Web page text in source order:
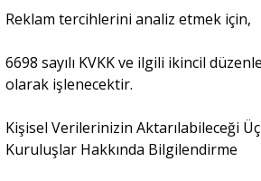
Sağlık
Reklam tercihlerini analiz etmek için,
6698 sayılı KVKK ve ilgili ikincil
olarak işlenecektir.
Kişisel Verilerinizin Aktarılabileceği
Kuruluşlar Hakkında Bilgilendirme